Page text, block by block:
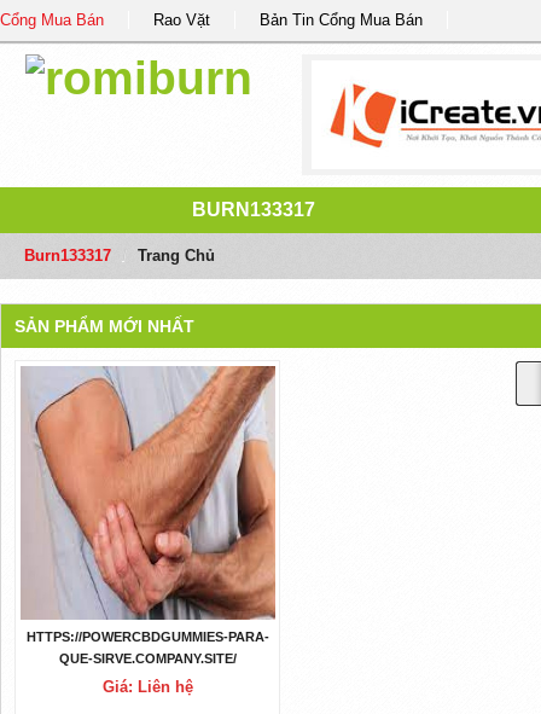
Cổng Mua Bán Rao Vặt Bản Tin Cổng Mua Bán
BURN133317
Burn133317 Trang Chủ
SẢN PHẨM MỚI NHẤT
HTTPS://POWERCBDGUMMIES-PARA-
QUE-SIRVE.COMPANY.SITE/
Giá: Liên hệ